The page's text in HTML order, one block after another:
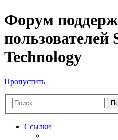
Форум
пользователей
Technology
Пропустить
Ссылки